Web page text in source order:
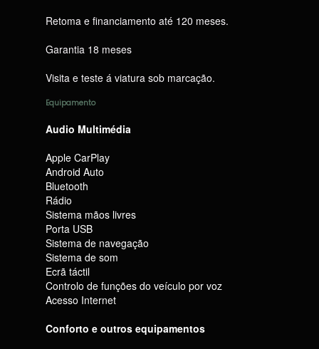
Retoma e financiamento até 120 meses.
Garantia 18 meses
Visita e teste á viatura sob marcação.
Equipamento
Audio Multimédia
Apple CarPlay
Android Auto
Bluetooth
Rádio
Sistema mãos livres
Porta USB
Sistema de navegação
Sistema de som
Ecrã táctil
Controlo de funções do veículo por voz
Acesso Internet
Conforto e outros equipamentos